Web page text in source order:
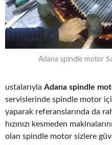
Adana spindle motor
ustalarıyla Adana spindle
servislerinde spindle motor
yaparak referanslarında da
hızınızı kesmeden
olan spindle motor sizlere